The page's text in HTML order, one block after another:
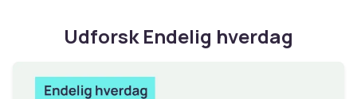
Udforsk Endelig hverdag